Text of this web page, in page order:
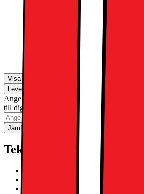
One For All vridbart
TV WM4459
Visa fler
Leverans
Hämta i butik
Ange ditt postnummer för att se om den här
till dig
Jämför
Teknisk specifikation
60Hz 4K|3x HDMI 2,0|eARC|ALLM
a7 AI Processor, 1.3x CPU, 2.1x GPU
AI-driven SmartTV med LG webOS